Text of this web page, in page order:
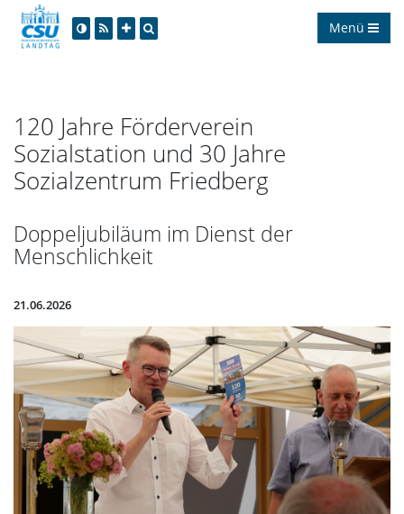
Menü
120 Jahre Förderverein
Sozialstation und 30 Jahre
Sozialzentrum Friedberg
Doppeljubiläum im Dienst der
Menschlichkeit
21.06.2026